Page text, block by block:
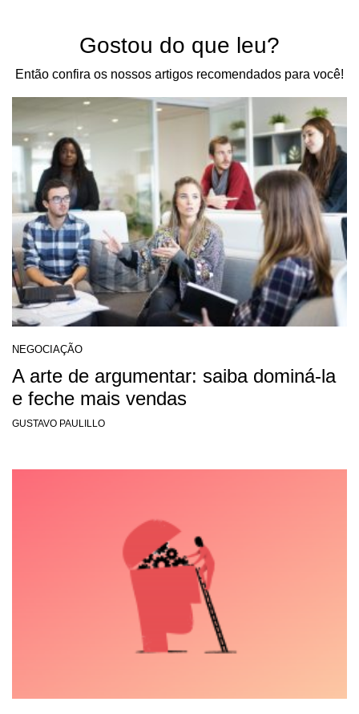
Gostou do que leu?
Então confira os nossos artigos recomendados para você!
NEGOCIAÇÃO
A arte de argumentar: saiba dominá-la
e feche mais vendas
GUSTAVO PAULILLO